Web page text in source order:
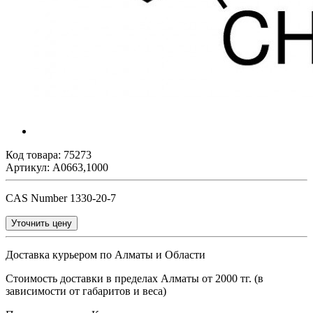
Код товара: 75273
Артикул: A0663,1000
CAS Number 1330-20-7
Уточнить цену
Доставка курьером по Алматы и Области
Стоимость доставки в пределах Алматы от 2000 тг. (в
зависимости от габаритов и веса)